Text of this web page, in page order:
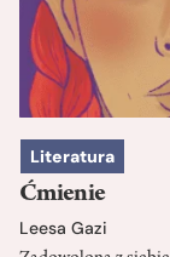
Literatura
Ćmienie
Leesa Gazi